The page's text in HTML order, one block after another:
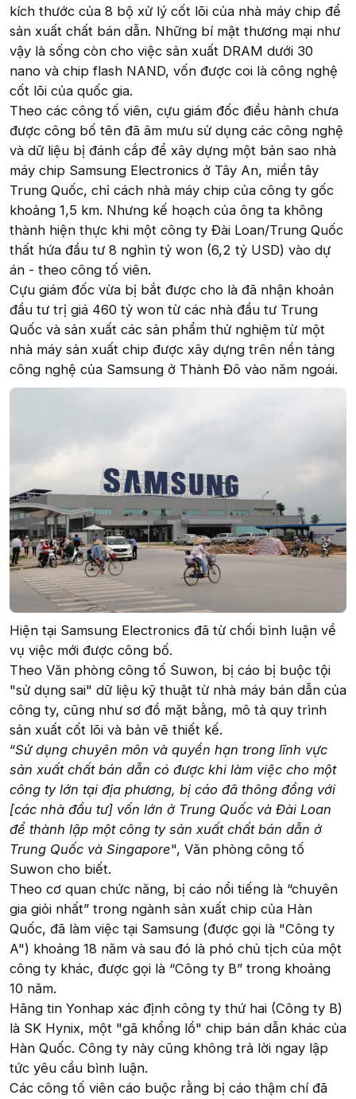
kích thước của 8 bộ xử lý cốt lõi của nhà máy chip để
sản xuất chất bán dẫn. Những bí mật thương mại như
vậy là sống còn cho việc sản xuất DRAM dưới 30
nano và chip flash NAND, vốn được coi là công nghệ
cốt lõi của quốc gia.
Theo các công tố viên, cựu giám đốc điều hành chưa
được công bố tên đã âm mưu sử dụng các công nghệ
và dữ liệu bị đánh cắp để xây dựng một bản sao nhà
máy chip Samsung Electronics ở Tây An, miền tây
Trung Quốc, chỉ cách nhà máy chip của công ty gốc
khoảng 1,5 km. Nhưng kế hoạch của ông ta không
thành hiện thực khi một công ty Đài Loan/Trung Quốc
thất hứa đầu tư 8 nghìn tỷ won (6,2 tỷ USD) vào dự
án - theo công tố viên.
Cựu giám đốc vừa bị bắt được cho là đã nhận khoản
đầu tư trị giá 460 tỷ won từ các nhà đầu tư Trung
Quốc và sản xuất các sản phẩm thử nghiệm từ một
nhà máy sản xuất chip được xây dựng trên nền tảng
công nghệ của Samsung ở Thành Đô vào năm ngoái.
Hiện tại Samsung Electronics đã từ chối bình luận về
vụ việc mới được công bố.
Theo Văn phòng công tố Suwon, bị cáo bị buộc tội
"sử dụng sai" dữ liệu kỹ thuật từ nhà máy bán dẫn của
công ty, cũng như sơ đồ mặt bằng, mô tả quy trình
sản xuất cốt lõi và bản vẽ thiết kế.
“Sử dụng chuyên môn và quyền hạn trong lĩnh vực
sản xuất chất bán dẫn có được khi làm việc cho một
công ty lớn tại địa phương, bị cáo đã thông đồng với
[các nhà đầu tư] vốn lớn ở Trung Quốc và Đài Loan
để thành lập một công ty sản xuất chất bán dẫn ở
Trung Quốc và Singapore", Văn phòng công tố
Suwon cho biết.
Theo cơ quan chức năng, bị cáo nổi tiếng là “chuyên
gia giỏi nhất” trong ngành sản xuất chip của Hàn
Quốc, đã làm việc tại Samsung (được gọi là "Công ty
A") khoảng 18 năm và sau đó là phó chủ tịch của một
công ty khác, được gọi là “Công ty B” trong khoảng
10 năm.
Hãng tin Yonhap xác định công ty thứ hai (Công ty B)
là SK Hynix, một "gã khổng lồ" chip bán dẫn khác của
Hàn Quốc. Công ty này cũng không trả lời ngay lập
tức yêu cầu bình luận.
Các công tố viên cáo buộc rằng bị cáo thậm chí đã